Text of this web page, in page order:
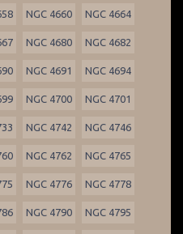
NGC 4660 NGC 4664
NGC 4680 NGC 4682
NGC 4691 NGC 4694
NGC 4700 NGC 4701
NGC 4742 NGC 4746
NGC 4762 NGC 4765
NGC 4776 NGC 4778
NGC 4790 NGC 4795